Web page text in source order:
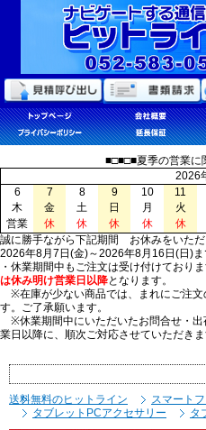
■□■□■夏季の営業に
2026
6
7 8 9 10 11
木
金 土 日 月 火
営業
休 休 休 休 休
誠に勝手ながら下記期間 お休みをいただ
2026年8月7日(金)～2026年8月16日(日)
・休業期間中もご注文は受け付けており
は休み明け営業日以降となります。
※在庫が少ない商品では、まれにご注文
す。ご了承願います。
※休業期間中にいただいたお問合せ・出
業日以降に、順次ご対応させていただきま
送料無料のヒットライン
スマート
タブレットPCアクセサリー
タ